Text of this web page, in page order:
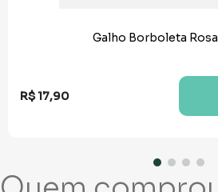
Galho Borboleta
R$17,90